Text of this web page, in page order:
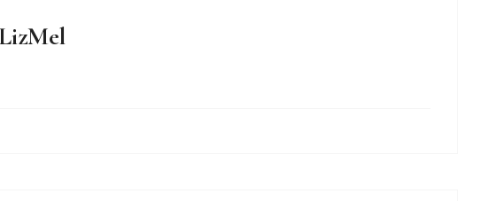
LizMel